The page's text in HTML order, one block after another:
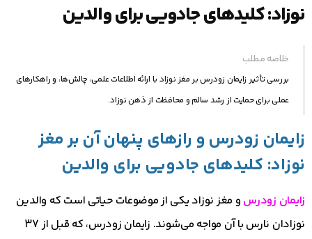
نوزاد: کلیدهای جادویی برای والدین
خلاصه مطلب
بررسی تأثیر زایمان زودرس بر مغز نوزاد با ارائه اطلاعات علمی، چالش‌ها، و راهکارهای
عملی برای حمایت از رشد سالم و محافظت از ذهن نوزاد.
زایمان زودرس و رازهای پنهان آن بر مغز
نوزاد: کلیدهای جادویی برای والدین
زایمان زودرس و مغز نوزاد یکی از موضوعات حیاتی است که والدین
نوزادان نارس با آن مواجه می‌شوند. زایمان زودرس، که قبل از 37